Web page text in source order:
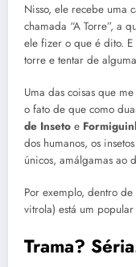
Nisso, ele recebe uma
chamada “A Torre”, a
ele fizer o que é dito.
torre e tentar de
Uma das coisas que
o fato de que como
de Inseto e
dos humanos, os
únicos, amálgamas ao
Por exemplo, dentro
vitrola) está um
Trama?